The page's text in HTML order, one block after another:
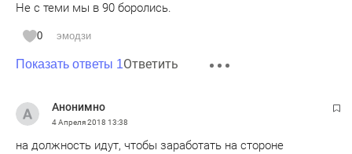
Не с теми мы в 90 боролись.
0 эмодзи
Показать ответы 1Ответить
Анонимно
4 Апреля 2018 13:38
на должность идут, чтобы заработать на стороне